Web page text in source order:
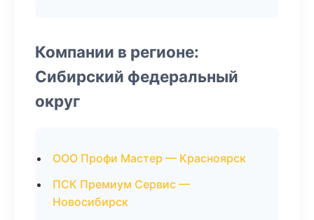
Компании в регионе:
Сибирский федеральный
округ
ООО Профи Мастер — Красноярск
ПСК Премиум Сервис —
Новосибирск